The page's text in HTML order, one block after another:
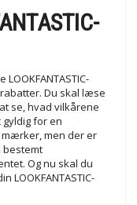
Du skal læse
se, hvad vilkårene
for en
men der er
bestemt
Og nu skal du